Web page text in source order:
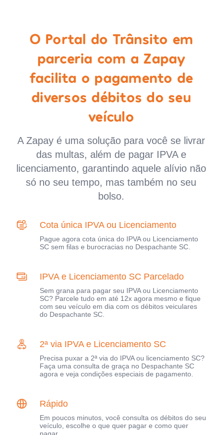
O Portal do Trânsito em
parceria com a Zapay
facilita o pagamento de
diversos débitos do seu
veículo
A Zapay é uma solução para você se livrar
das multas, além de pagar IPVA e
licenciamento, garantindo aquele alívio não
só no seu tempo, mas também no seu
bolso.
Cota única IPVA ou Licenciamento
Pague agora cota única do IPVA ou Licenciamento
SC sem filas e burocracias no Despachante SC.
IPVA e Licenciamento SC Parcelado
Sem grana para pagar seu IPVA ou Licenciamento
SC? Parcele tudo em até 12x agora mesmo e fique
com seu veículo em dia com os débitos veiculares
do Despachante SC.
2ª via IPVA e Licenciamento SC
Precisa puxar a 2ª via do IPVA ou licenciamento SC?
Faça uma consulta de graça no Despachante SC
agora e veja condições especiais de pagamento.
Rápido
Em poucos minutos, você consulta os débitos do seu
veículo, escolhe o que quer pagar e como quer